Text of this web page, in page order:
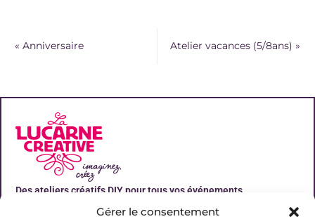
Gérer le consentement
« Anniversaire Atelier vacances (5/8ans) »
Des ateliers créatifs DIY pour tous vos événements